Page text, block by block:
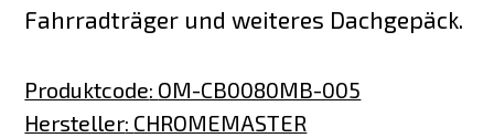
Fahrradträger und weiteres Dachgepäck.
Produktcode: OM-CB0080MB-005
Hersteller: CHROMEMASTER